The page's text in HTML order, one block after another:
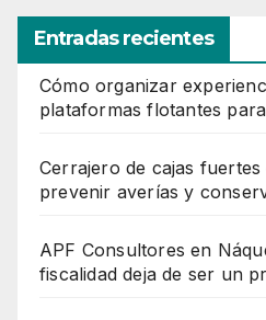
Entradas recientes
Cómo organizar
plataformas flotantes
Cerrajero de cajas
prevenir averías y
APF Consultores en
fiscalidad deja de ser un